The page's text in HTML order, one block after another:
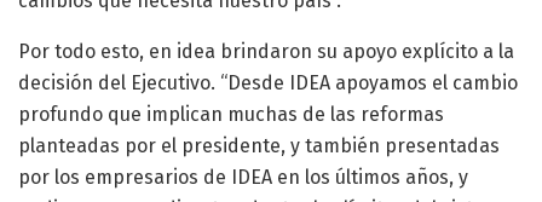
Por todo esto, en idea brindaron su apoyo explícito a la
decisión del Ejecutivo. “Desde IDEA apoyamos el cambio
profundo que implican muchas de las reformas
planteadas por el presidente, y también presentadas
por los empresarios de IDEA en los últimos años, y